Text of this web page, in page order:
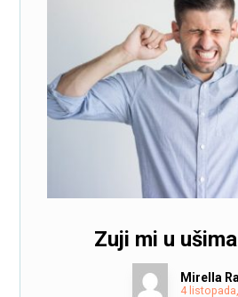
Zuji mi u
Mirella
4